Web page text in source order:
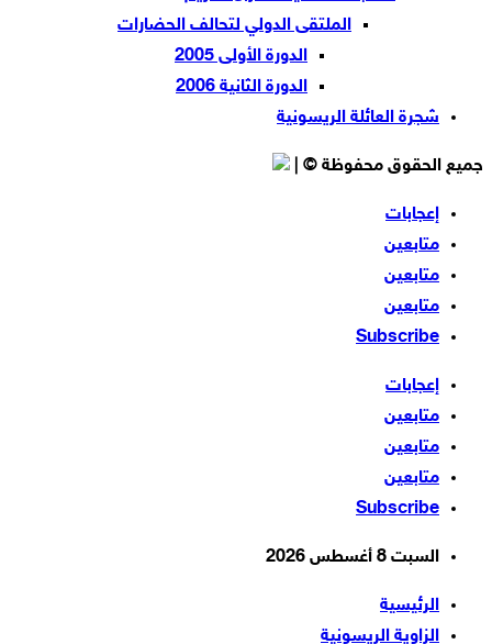
الملتقى الدولي لتحالف الحضارات
الدورة الأولى 2005
الدورة الثانية 2006
شجرة العائلة الريسونية
جميع الحقوق محفوظة © |
إعجابات
متابعين
متابعين
متابعين
Subscribe
إعجابات
متابعين
متابعين
متابعين
Subscribe
السبت 8 أغسطس 2026
الرئيسية
الزاوية الريسونية